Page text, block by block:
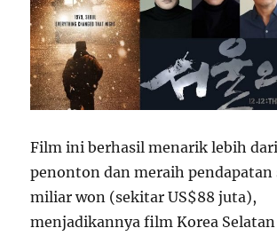
Film ini berhasil menarik lebih
penonton dan meraih pendapatan
miliar won (sekitar US$88 juta),
menjadikannya film Korea Selatan